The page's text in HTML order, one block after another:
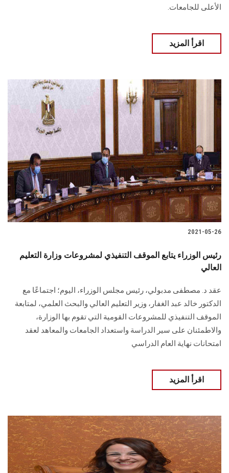
الأعلى للجامعات.
اقرأ المزيد
2021-05-26
رئيس الوزراء يتابع الموقف التنفيذي لمشروعات وزارة التعليم
العالي
عقد د. مصطفى مدبولي، رئيس مجلس الوزراء، اليوم؛ اجتماعًا مع
الدكتور خالد عبد الغفار، وزير التعليم العالي والبحث العلمي، لمتابعة
الموقف التنفيذي للمشروعات القومية التي تقوم بها الوزارة،
والاطمئنان على سير الدراسة واستعداد الجامعات والمعاهد لعقد
امتحانات نهاية العام الدراسي
اقرأ المزيد